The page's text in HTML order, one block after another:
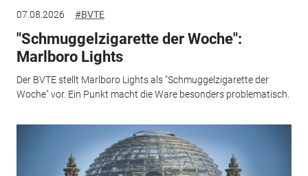
07.08.2026 #BVTE
"Schmuggelzigarette der Woche":
Marlboro Lights
Der BVTE stellt Marlboro Lights als "Schmuggelzigarette der
Woche" vor. Ein Punkt macht die Ware besonders problematisch.